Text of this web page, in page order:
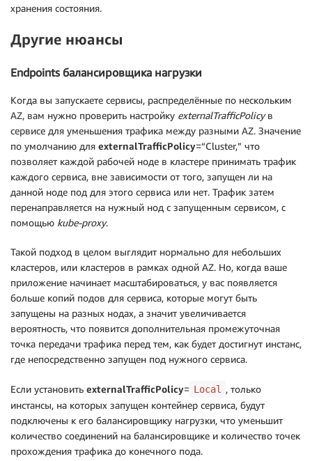
хранения состояния.
Другие нюансы
Endpoints балансировщика нагрузки
Когда вы запускаете сервисы, распределённые по нескольким
AZ, вам нужно проверить настройку externalTrafficPolicyв
сервисе для уменьшения трафика между разными AZ. Значение
по умолчанию для externalTrafficPolicy=“Cluster,” что
позволяет каждой рабочей ноде в кластере принимать трафик
каждого сервиса, вне зависимости от того, запущен ли на
данной ноде под для этого сервиса или нет. Трафик затем
перенаправляется на нужный нод с запущенным сервисом, с
помощью kube-proxy.
Такой подход в целом выглядит нормально для небольших
кластеров, или кластеров в рамках одной AZ. Но, когда ваше
приложение начинает масштабироваться, у вас появляется
больше копий подов для сервиса, которые могут быть
запущены на разных нодах, а значит увеличивается
вероятность, что появится дополнительная промежуточная
точка передачи трафика перед тем, как будет достигнут инстанс,
где непосредственно запущен под нужного сервиса.
Если установить externalTrafficPolicy= Local , только
инстансы, на которых запущен контейнер сервиса, будут
подключены к его балансировщику нагрузки, что уменьшит
количество соединений на балансировщике и количество точек
прохождения трафика до конечного пода.